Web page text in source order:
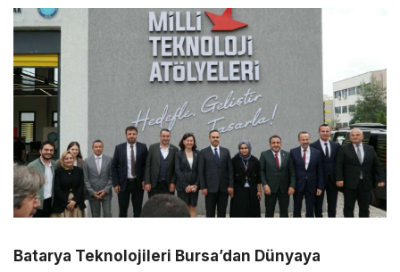
Batarya Teknolojileri Bursa’dan Dünyaya